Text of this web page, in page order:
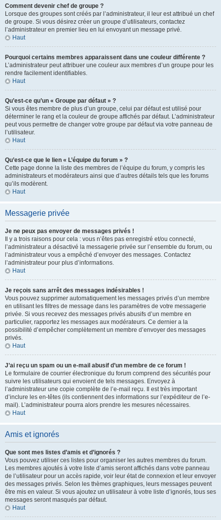
Comment devenir chef de groupe ?
Lorsque des groupes sont créés par l’administrateur, il leur est attribué un chef
de groupe. Si vous désirez créer un groupe d’utilisateurs, contactez
l’administrateur en premier lieu en lui envoyant un message privé.
Haut
Pourquoi certains membres apparaissent dans une couleur différente ?
L’administrateur peut attribuer une couleur aux membres d’un groupe pour les
rendre facilement identifiables.
Haut
Qu’est-ce qu’un « Groupe par défaut » ?
Si vous êtes membre de plus d’un groupe, celui par défaut est utilisé pour
déterminer le rang et la couleur de groupe affichés par défaut. L’administrateur
peut vous permettre de changer votre groupe par défaut via votre panneau de
l’utilisateur.
Haut
Qu’est-ce que le lien « L’équipe du forum » ?
Cette page donne la liste des membres de l’équipe du forum, y compris les
administrateurs et modérateurs ainsi que d’autres détails tels que les forums
qu’ils modèrent.
Haut
Messagerie privée
Je ne peux pas envoyer de messages privés !
Il y a trois raisons pour cela : vous n’êtes pas enregistré et/ou connecté,
l’administrateur a désactivé la messagerie privée sur l’ensemble du forum, ou
l’administrateur vous a empêché d’envoyer des messages. Contactez
l’administrateur pour plus d’informations.
Haut
Je reçois sans arrêt des messages indésirables !
Vous pouvez supprimer automatiquement les messages privés d’un membre
en utilisant les filtres de message dans les paramètres de votre messagerie
privée. Si vous recevez des messages privés abusifs d’un membre en
particulier, rapportez les messages aux modérateurs. Ce dernier a la
possibilité d’empêcher complètement un membre d’envoyer des messages
privés.
Haut
J’ai reçu un spam ou un e-mail abusif d’un membre de ce forum !
Le formulaire de courrier électronique du forum comprend des sécurités pour
suivre les utilisateurs qui envoient de tels messages. Envoyez à
l’administrateur une copie complète de l’e-mail reçu. Il est très important
d’inclure les en-têtes (ils contiennent des informations sur l’expéditeur de l’e-
mail). L’administrateur pourra alors prendre les mesures nécessaires.
Haut
Amis et ignorés
Que sont mes listes d’amis et d’ignorés ?
Vous pouvez utiliser ces listes pour organiser les autres membres du forum.
Les membres ajoutés à votre liste d’amis seront affichés dans votre panneau
de l’utilisateur pour un accès rapide, voir leur état de connexion et leur envoyer
des messages privés. Selon les thèmes graphiques, leurs messages peuvent
être mis en valeur. Si vous ajoutez un utilisateur à votre liste d’ignorés, tous ses
messages seront masqués par défaut.
Haut